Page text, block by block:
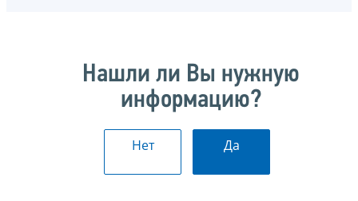
Нашли ли Вы нужную
информацию?
Нет Да